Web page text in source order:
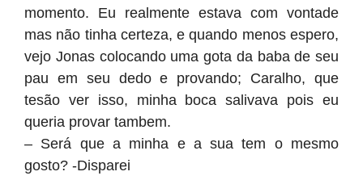
momento. Eu realmente estava com vontade
mas não tinha certeza, e quando menos espero,
vejo Jonas colocando uma gota da baba de seu
pau em seu dedo e provando; Caralho, que
tesão ver isso, minha boca salivava pois eu
queria provar tambem.
– Será que a minha e a sua tem o mesmo
gosto? -Disparei